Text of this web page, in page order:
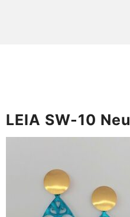
LEIA SW-10 Neu